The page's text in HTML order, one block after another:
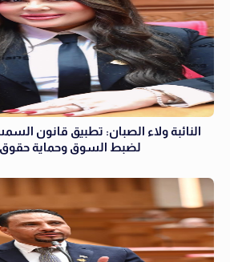
النائبة ولاء الصبان: تطبيق قانون
لضبط السوق وحماية حقوق